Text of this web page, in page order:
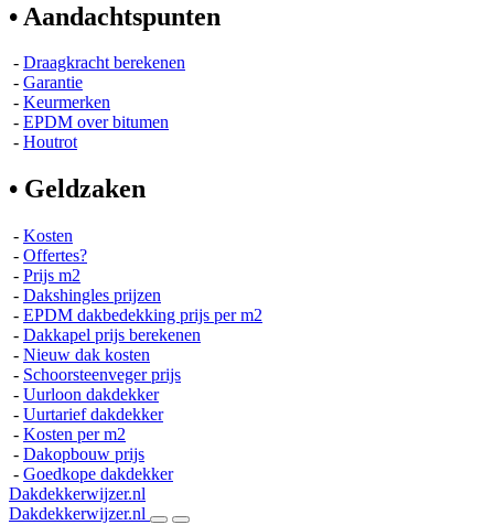
• Aandachtspunten
- Draagkracht berekenen
- Garantie
- Keurmerken
- EPDM over bitumen
- Houtrot
• Geldzaken
- Kosten
- Offertes?
- Prijs m2
- Dakshingles prijzen
- EPDM dakbedekking prijs per m2
- Dakkapel prijs berekenen
- Nieuw dak kosten
- Schoorsteenveger prijs
- Uurloon dakdekker
- Uurtarief dakdekker
- Kosten per m2
- Dakopbouw prijs
- Goedkope dakdekker
Dakdekkerwijzer.nl
Dakdekkerwijzer.nl